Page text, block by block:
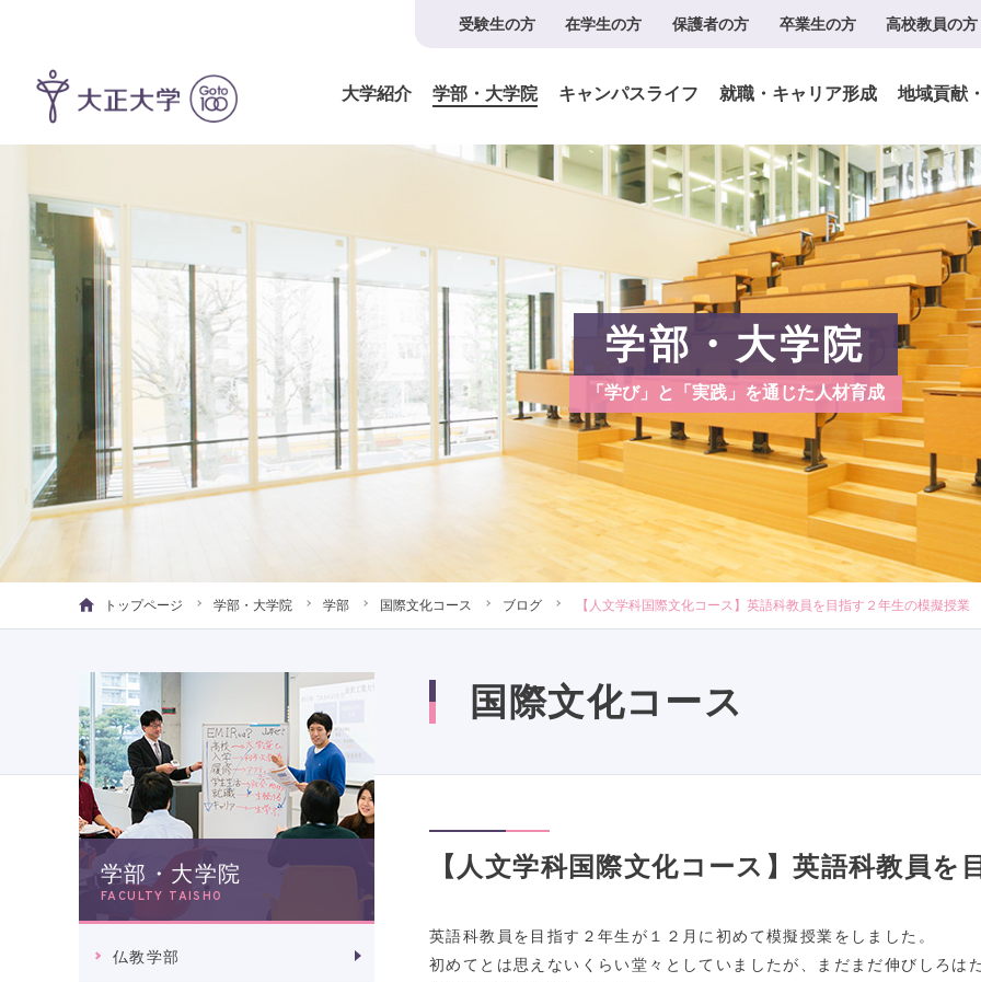
受験生の方 在学生の方 保護者の方 卒業生の方 高校教員の方
大学紹介 学部・大学院 キャンパスライフ 就職・キャリア形成 地域貢献
学部・大学院
「学び」と「実践」を通じた人材育成
トップページ 学部・大学院 学部 国際文化コース ブログ 【人文学科国際文化コース】英語科教員を目指す２年生の模擬授業
学部・大学院
FACULTY TAISHO
仏教学部
国際文化コース
【人文学科国際文化コース】英語科教員を
英語科教員を目指す２年生が１２月に初めて模擬授業をしました。
初めてとは思えないくらい堂々としていましたが、まだまだ伸びしろは